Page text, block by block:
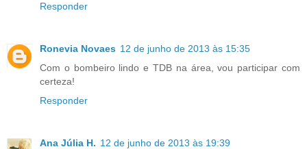
Responder
Ronevia Novaes 12 de junho de 2013 às 15:35
Com o bombeiro lindo e TDB na área, vou participar com
certeza!
Responder
Ana Júlia H. 12 de junho de 2013 às 19:39